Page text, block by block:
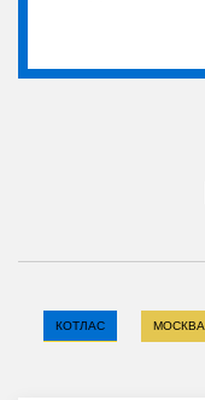
КОТЛАС МОСКВА